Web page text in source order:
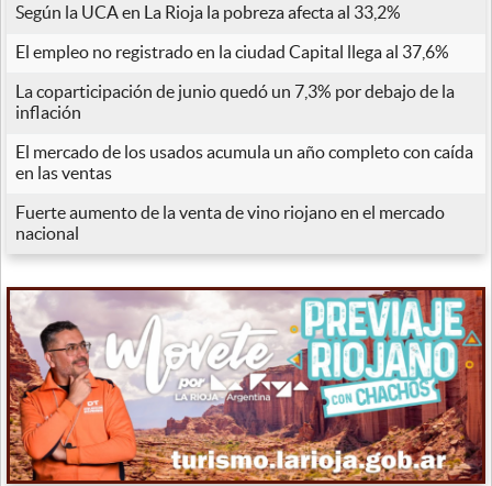
Según la UCA en La Rioja la pobreza afecta al 33,2%
El empleo no registrado en la ciudad Capital llega al 37,6%
La coparticipación de junio quedó un 7,3% por debajo de la
inflación
El mercado de los usados acumula un año completo con caída
en las ventas
Fuerte aumento de la venta de vino riojano en el mercado
nacional